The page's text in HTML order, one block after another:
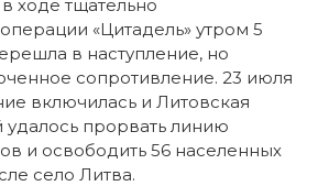
ходе тщательно
«Цитадель» утром 5
в наступление, но
сопротивление. 23 июля
включилась и Литовская
удалось прорвать линию
и освободить 56 населенных
село Литва.